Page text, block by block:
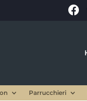

Parrucchieri